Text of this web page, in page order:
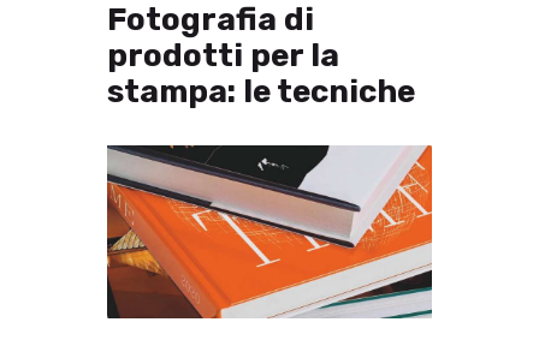
Fotografia di
prodotti per la
stampa: le tecniche